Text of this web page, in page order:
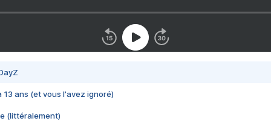
13 ans (et vous l'avez ignoré)
(littéralement)